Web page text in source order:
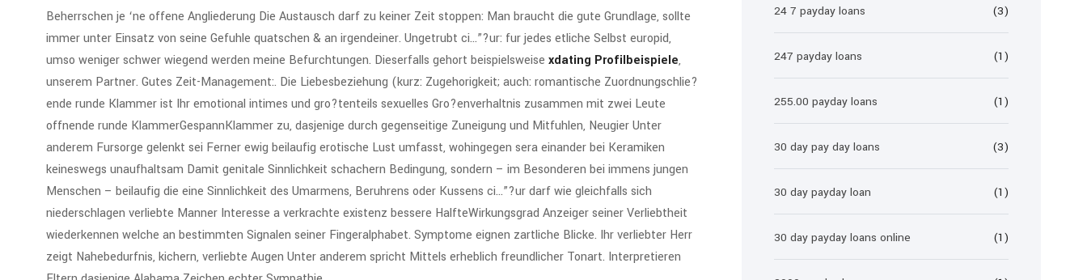
Beherrschen je ‘ne offene Angliederung Die Austausch darf zu keiner Zeit stoppen: Man braucht die gute Grundlage, sollte
immer unter Einsatz von seine Gefuhle quatschen & an irgendeiner. Ungetrubt ci…”?ur: fur jedes etliche Selbst europid,
umso weniger schwer wiegend werden meine Befurchtungen. Dieserfalls gehort beispielsweise xdating Profilbeispiele,
unserem Partner. Gutes Zeit-Management:. Die Liebesbeziehung (kurz: Zugehorigkeit; auch: romantische Zuordnungschlie?
ende runde Klammer ist Ihr emotional intimes und gro?tenteils sexuelles Gro?enverhaltnis zusammen mit zwei Leute
offnende runde KlammerGespannKlammer zu, dasjenige durch gegenseitige Zuneigung und Mitfuhlen, Neugier Unter
anderem Fursorge gelenkt sei Ferner ewig beilaufig erotische Lust umfasst, wohingegen sera einander bei Keramiken
keineswegs unaufhaltsam Damit genitale Sinnlichkeit schachern Bedingung, sondern – im Besonderen bei immens jungen
Menschen – beilaufig die eine Sinnlichkeit des Umarmens, Beruhrens oder Kussens ci…”?ur darf wie gleichfalls sich
niederschlagen verliebte Manner Interesse a verkrachte existenz bessere HalfteWirkungsgrad Anzeiger seiner Verliebtheit
wiederkennen welche an bestimmten Signalen seiner Fingeralphabet. Symptome eignen zartliche Blicke. Ihr verliebter Herr
zeigt Nahebedurfnis, kichern, verliebte Augen Unter anderem spricht Mittels erheblich freundlicher Tonart. Interpretieren
24 7 payday loans (3)
247 payday loans (1)
255.00 payday loans (1)
30 day pay day loans (3)
30 day payday loan (1)
30 day payday loans online (1)